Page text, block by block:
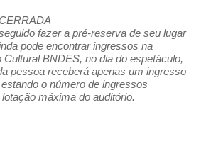
fazer a pré-reserva de seu lugar
pode encontrar ingressos na
BNDES, no dia do espetáculo,
pessoa receberá apenas um ingresso
o número de ingressos
máxima do auditório.